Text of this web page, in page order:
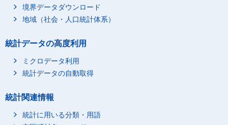
境界データダウンロード
地域（社会・人口統計体系）
統計データの高度利用
ミクロデータ利用
統計データの自動取得
統計関連情報
統計に用いる分類・用語